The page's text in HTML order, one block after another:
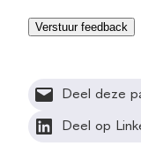
Deel deze
Deel op